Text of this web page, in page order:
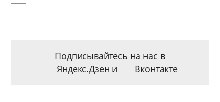
Подписывайтесь на нас в
Яндекс.Дзен и Вконтакте